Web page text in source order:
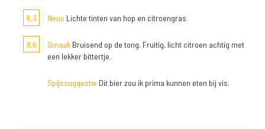
6,3 Neus Lichte tinten van hop en citroengras
8,6 Smaak Bruisend op de tong. Fruitig, licht citroen achtig met
een lekker bittertje.
Spijssuggestie Dit bier zou ik prima kunnen eten bij vis.